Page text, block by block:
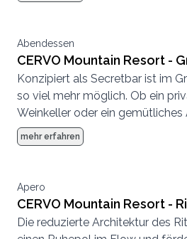
getrunken, getroffen, gespeist.
Abendessen
CERVO Mountain Resort -
Konzipiert als Secretbar ist im
so viel mehr möglich. Ob ein
Weinkeller oder ein gemütliches
kleinen Rahmen, hier fühlt sich
mehr erfahren
Apero
CERVO Mountain Resort -
Die reduzierte Architektur des